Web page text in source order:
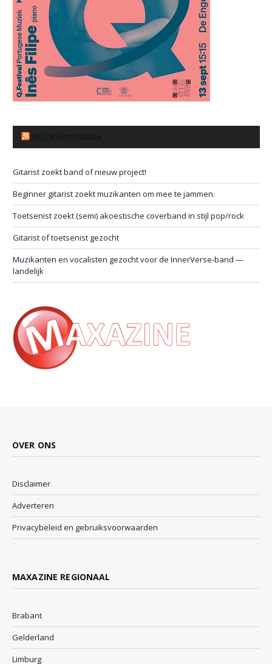
Gitarist zoekt band of nieuw project!
Beginner gitarist zoekt muzikanten om mee te jammen.
Toetsenist zoekt (semi) akoestische coverband in stijl pop/rock
Gitarist of toetsenist gezocht
Muzikanten en vocalisten gezocht voor de InnerVerse-band —
landelijk
OVER ONS
Disclaimer
Adverteren
Privacybeleid en gebruiksvoorwaarden
MAXAZINE REGIONAAL
Brabant
Gelderland
Limburg